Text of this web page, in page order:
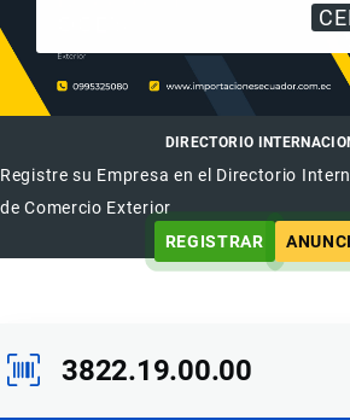
DIRECTORIO
Registre su Empresa en el Directorio
de Comercio Exterior
REGISTRAR
3822.19.00.00